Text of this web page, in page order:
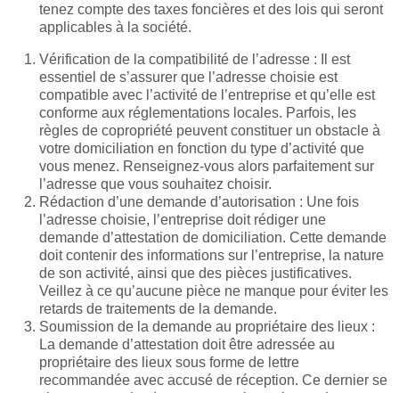
tenez compte des taxes foncières et des lois qui seront
applicables à la société.
Vérification de la compatibilité de l’adresse : Il est
essentiel de s’assurer que l’adresse choisie est
compatible avec l’activité de l’entreprise et qu’elle est
conforme aux réglementations locales. Parfois, les
règles de copropriété peuvent constituer un obstacle à
votre domiciliation en fonction du type d’activité que
vous menez. Renseignez-vous alors parfaitement sur
l’adresse que vous souhaitez choisir.
Rédaction d’une demande d’autorisation : Une fois
l’adresse choisie, l’entreprise doit rédiger une
demande d’attestation de domiciliation. Cette demande
doit contenir des informations sur l’entreprise, la nature
de son activité, ainsi que des pièces justificatives.
Veillez à ce qu’aucune pièce ne manque pour éviter les
retards de traitements de la demande.
Soumission de la demande au propriétaire des lieux :
La demande d’attestation doit être adressée au
propriétaire des lieux sous forme de lettre
recommandée avec accusé de réception. Ce dernier se